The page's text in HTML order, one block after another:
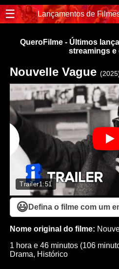
☰ Lançamentos de
QueroFilme - Últimos
streamings e
Nouvelle Vague
Trailer1:51
😃 Defina o filme com um
Nome original do filme:
1 hora e 46 minutos (106
Drama, Histórico